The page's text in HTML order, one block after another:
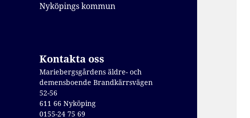
Nyköpings kommun
Kontakta oss
Mariebergsgårdens äldre- och
demensboende Brandkärrsvägen
52-56
611 66 Nyköping
0155-24 75 69